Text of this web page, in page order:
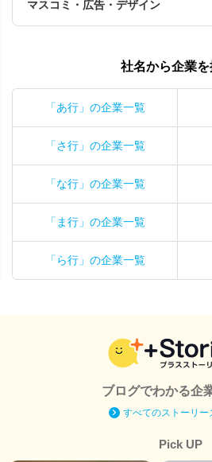
マスコミ・広告・デザイン
社名から企業
「あ行」の企業一覧
「さ行」の企業一覧
「な行」の企業一覧
「ま行」の企業一覧
「ら行」の企業一覧
ブログでわかる企
すべてのストーリー
Pick UP